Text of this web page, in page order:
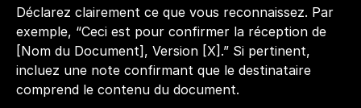
Déclarez clairement ce que vous reconnaissez. Par
exemple, “Ceci est pour confirmer la réception de
[Nom du Document], Version [X].” Si pertinent,
incluez une note confirmant que le destinataire
comprend le contenu du document.